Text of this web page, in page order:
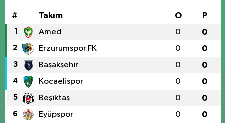
# Takım O P
1 Amed 0 0
2 Erzurumspor FK 0 0
3 Başakşehir 0 0
4 Kocaelispor 0 0
5 Beşiktaş 0 0
6 Eyüpspor 0 0